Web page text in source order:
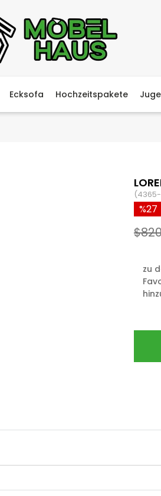
Ecksofa Hochzeitspakete
27
zu